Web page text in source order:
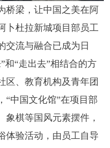
桥梁，让中国之美在阿
卜杜拉新城项目部员工
交流与融合已成为日
和“走出去”相结合的方
区、教育机构及青年团
“中国文化馆”在项目部
象棋等国风元素摆件，
体验活动，由员工自导